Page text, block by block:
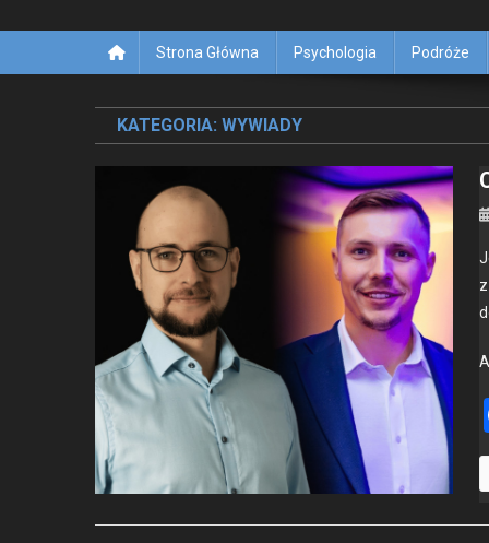
Strona Główna Psychologia Podróże
KATEGORIA: WYWIADY